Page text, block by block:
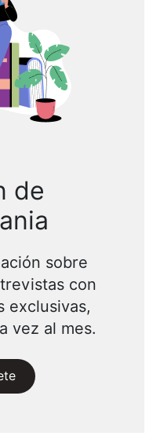
de
sobre
con
exclusivas,
vez al mes.